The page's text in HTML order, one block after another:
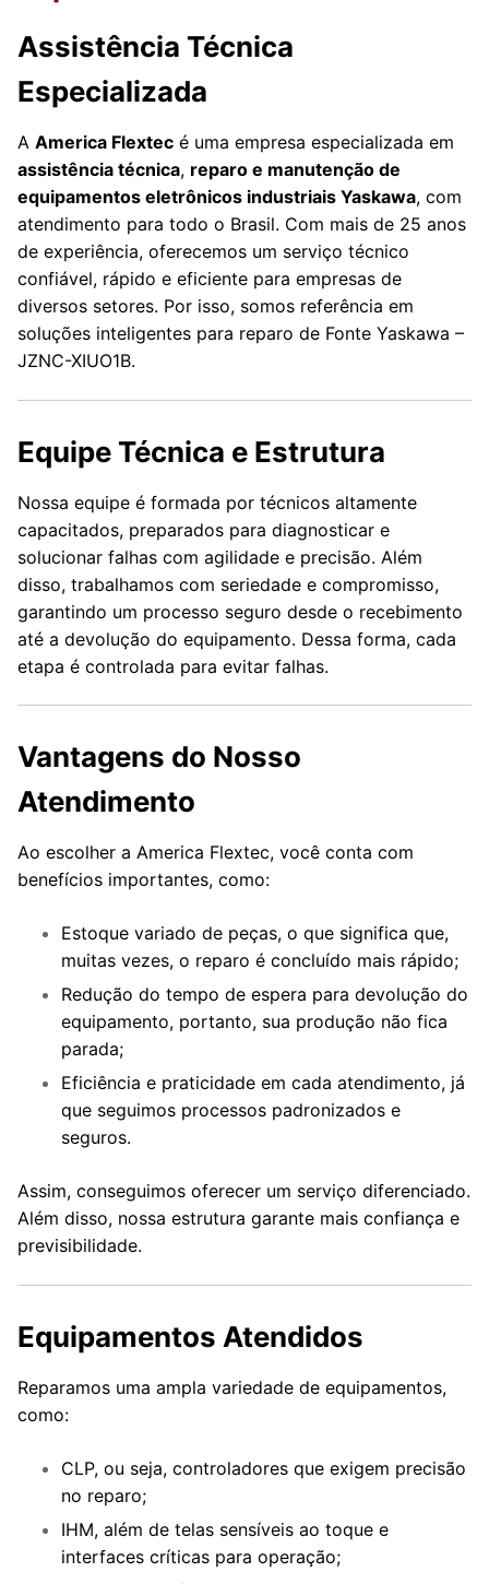
Assistência Técnica
Especializada
A America Flextec é uma empresa especializada em
assistência técnica, reparo e manutenção de
equipamentos eletrônicos industriais Yaskawa, com
atendimento para todo o Brasil. Com mais de 25 anos
de experiência, oferecemos um serviço técnico
confiável, rápido e eficiente para empresas de
diversos setores. Por isso, somos referência em
soluções inteligentes para reparo de Fonte Yaskawa –
JZNC-XIUO1B.
Equipe Técnica e Estrutura
Nossa equipe é formada por técnicos altamente
capacitados, preparados para diagnosticar e
solucionar falhas com agilidade e precisão. Além
disso, trabalhamos com seriedade e compromisso,
garantindo um processo seguro desde o recebimento
até a devolução do equipamento. Dessa forma, cada
etapa é controlada para evitar falhas.
Vantagens do Nosso
Atendimento
Ao escolher a America Flextec, você conta com
benefícios importantes, como:
Estoque variado de peças, o que significa que,
muitas vezes, o reparo é concluído mais rápido;
Redução do tempo de espera para devolução do
equipamento, portanto, sua produção não fica
parada;
Eficiência e praticidade em cada atendimento, já
que seguimos processos padronizados e
seguros.
Assim, conseguimos oferecer um serviço diferenciado.
Além disso, nossa estrutura garante mais confiança e
previsibilidade.
Equipamentos Atendidos
Reparamos uma ampla variedade de equipamentos,
como:
CLP, ou seja, controladores que exigem precisão
no reparo;
IHM, além de telas sensíveis ao toque e
interfaces críticas para operação;